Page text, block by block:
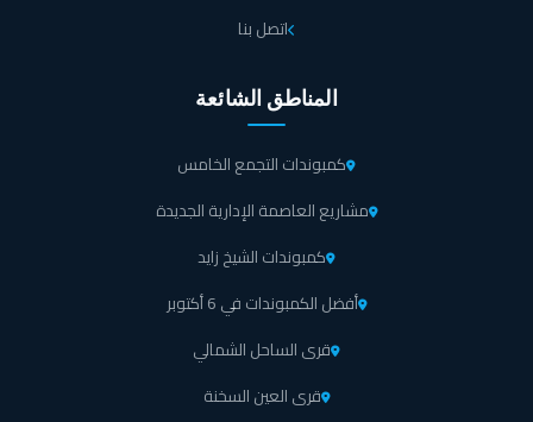
اتصل بنا
المناطق الشائعة
كمبوندات التجمع الخامس
مشاريع العاصمة الإدارية الجديدة
كمبوندات الشيخ زايد
أفضل الكمبوندات في 6 أكتوبر
قرى الساحل الشمالي
قرى العين السخنة